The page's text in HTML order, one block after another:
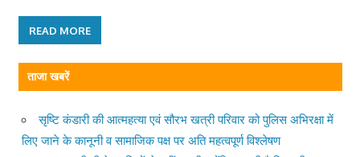
READ MORE
ताजा खबरें
सृष्टि कंडारी की आत्महत्या एवं सौरभ खत्री परिवार को पुलिस अभिरक्षा में
लिए जाने के कानूनी व सामाजिक पक्ष पर अति महत्वपूर्ण विश्लेषण